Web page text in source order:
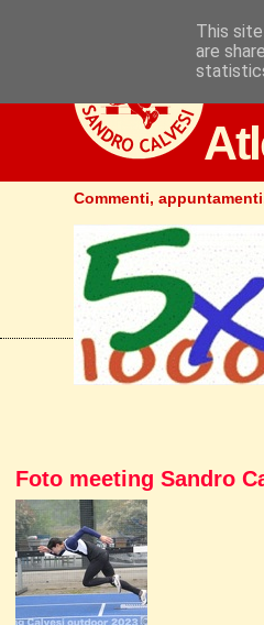
Commenti,
Foto meeting Sandro
This
are